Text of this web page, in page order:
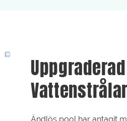
Vattenstrålar
Ändlös pool har antagit